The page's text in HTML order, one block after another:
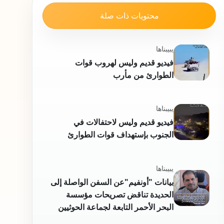
محتويات ذات صلة
يبيبناها
فيديو قديم وليس لهروب قوات
الطوارئ من مأرب
يبيبناها
فيديو قديم وليس لاحتفالات في
الجنوب بإستهداف قوات الطوارئ
يبيبناها
بيانات "أونفيم"عن السفن الواصلة إلى
الحديدة تناقض تصريحات مؤسسة
البحر الأحمر التابعة لجماعة الحوثيين